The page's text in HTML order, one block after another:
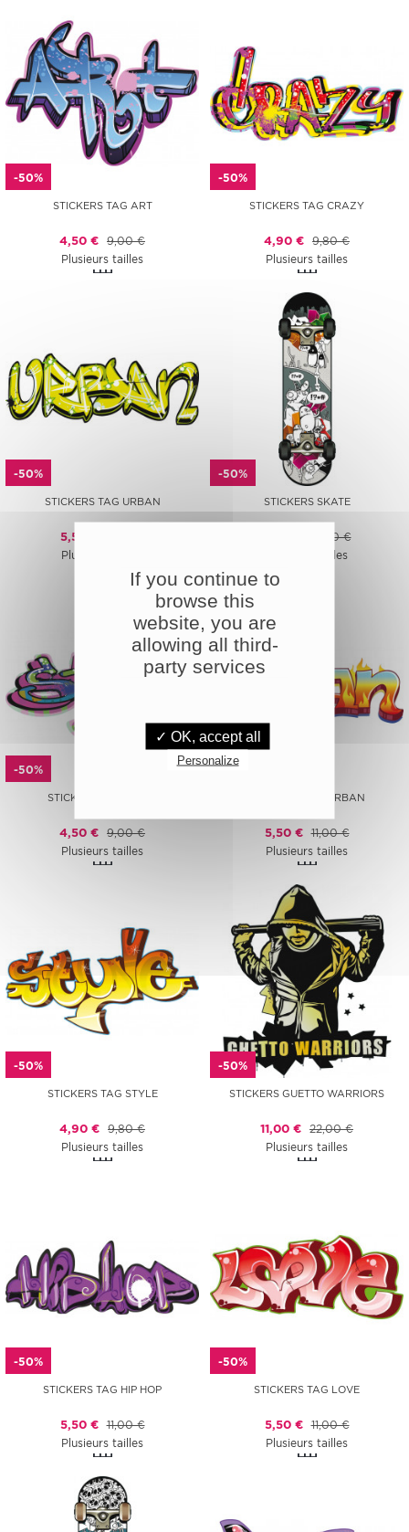
-50%
STICKERS TAG ART
4,50 € 9,00 €
Plusieurs tailles
-50%
STICKERS TAG CRAZY
4,90 € 9,80 €
Plusieurs tailles
-50%
STICKERS TAG URBAN
5,50 €
Plusieurs tailles
-50%
STICKERS SKATE
13,00 €
Plusieurs tailles
-50%
STICKERS TAG STYLE
4,50 € 9,00 €
Plusieurs tailles
-50%
STICKERS TAG URBAN
5,50 € 11,00 €
Plusieurs tailles
-50%
STICKERS TAG STYLE
4,90 € 9,80 €
Plusieurs tailles
-50%
STICKERS GUETTO WARRIORS
11,00 € 22,00 €
Plusieurs tailles
-50%
STICKERS TAG HIP HOP
5,50 € 11,00 €
Plusieurs tailles
-50%
STICKERS TAG LOVE
5,50 € 11,00 €
Plusieurs tailles
If you continue to
browse this
website, you are
allowing all third-
party services
✓ OK, accept all
Personalize